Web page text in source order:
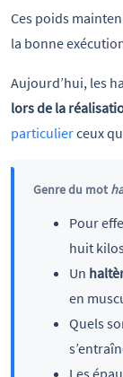
Ces poids
la bonne
Aujourd’hui, les
lors de la
particulierceux
Genre du mot
Pour
huit
Un
en
Quels
Les